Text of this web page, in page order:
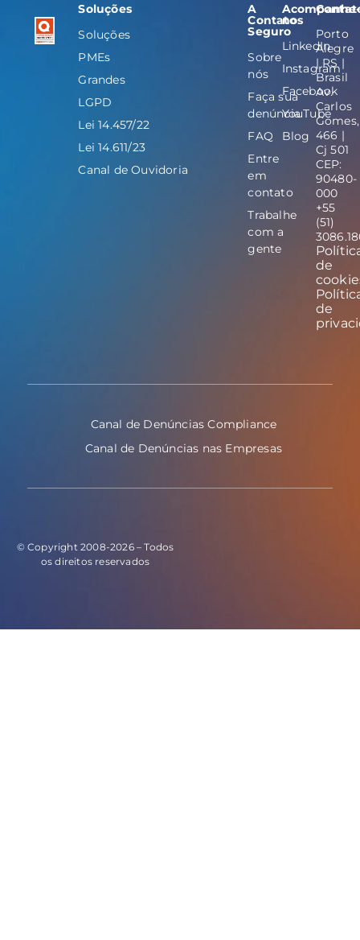
Soluções
Soluções
PMEs
Grandes
LGPD
Lei 14.457/22
Lei 14.611/23
Canal de Ouvidoria
A
Contato
Seguro
Sobre
nós
Faça sua
denúncia
FAQ
Entre
em
contato
Trabalhe
com a
gente
Acompanhe-
nos
LinkedIn
Instagram
Facebook
YouTube
Blog
Porto
Alegre
| RS |
Brasil
Av.
Carlos
Gomes,
466 |
Cj 501
CEP:
90480-
000
+55
(51)
de
de
Canal de Denúncias Compliance
Canal de Denúncias nas Empresas
© Copyright 2008-2026 – Todos
os direitos reservados